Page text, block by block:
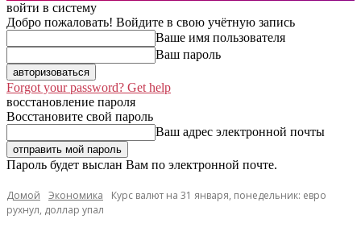
войти в систему
Добро пожаловать! Войдите в свою учётную запись
Ваше имя пользователя
Ваш пароль
Forgot your password? Get help
восстановление пароля
Восстановите свой пароль
Ваш адрес электронной почты
Пароль будет выслан Вам по электронной почте.
Домой Экономика
Курс валют на 31 января, понедельник: евро
рухнул, доллар упал